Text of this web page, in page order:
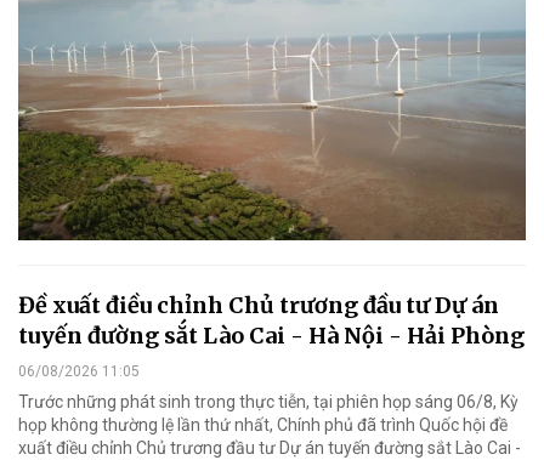
Đề xuất điều chỉnh Chủ trương đầu tư Dự án
tuyến đường sắt Lào Cai - Hà Nội - Hải Phòng
06/08/2026 11:05
Trước những phát sinh trong thực tiễn, tại phiên họp sáng 06/8, Kỳ
họp không thường lệ lần thứ nhất, Chính phủ đã trình Quốc hội đề
xuất điều chỉnh Chủ trương đầu tư Dự án tuyến đường sắt Lào Cai -